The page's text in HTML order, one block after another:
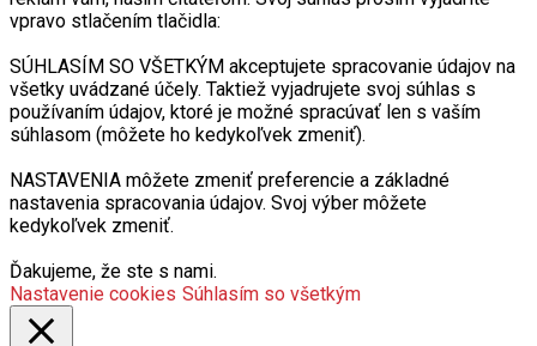
vpravo stlačením tlačidla:
SÚHLASÍM SO VŠETKÝM akceptujete spracovanie údajov na
všetky uvádzané účely. Taktiež vyjadrujete svoj súhlas s
používaním údajov, ktoré je možné spracúvať len s vaším
súhlasom (môžete ho kedykoľvek zmeniť).
NASTAVENIA môžete zmeniť preferencie a základné
nastavenia spracovania údajov. Svoj výber môžete
kedykoľvek zmeniť.
Ďakujeme, že ste s nami.
Nastavenie cookies Súhlasím so všetkým